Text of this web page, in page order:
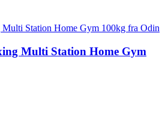
Multi Station Home Gym